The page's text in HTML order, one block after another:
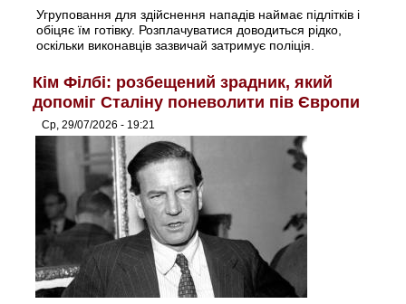
Угруповання для здійснення нападів наймає підлітків і
обіцяє їм готівку. Розплачуватися доводиться рідко,
оскільки виконавців зазвичай затримує поліція.
Кім Філбі: розбещений зрадник, який
допоміг Сталіну поневолити пів Європи
Ср, 29/07/2026 - 19:21